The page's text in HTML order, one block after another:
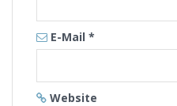
E-Mail *
Website